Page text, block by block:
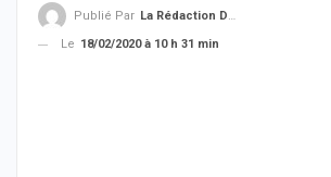
Publié Par La Rédaction De THIEYSENEGAL.com
Le 18/02/2020 à 10 h 31 min